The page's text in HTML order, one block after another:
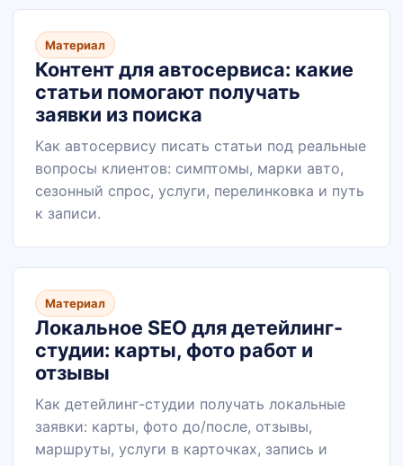
Материал
Контент для автосервиса: какие
статьи помогают получать
заявки из поиска
Как автосервису писать статьи под реальные
вопросы клиентов: симптомы, марки авто,
сезонный спрос, услуги, перелинковка и путь
к записи.
Материал
Локальное SEO для детейлинг-
студии: карты, фото работ и
отзывы
Как детейлинг-студии получать локальные
заявки: карты, фото до/после, отзывы,
маршруты, услуги в карточках, запись и